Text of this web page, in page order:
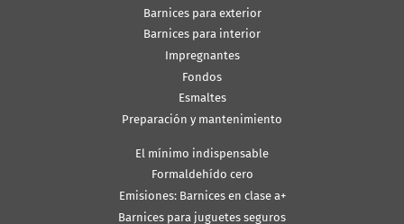
Barnices para exterior
Barnices para interior
Impregnantes
Fondos
Esmaltes
Preparación y mantenimiento
El mínimo indispensable
Formaldehído cero
Emisiones: Barnices en clase a+
Barnices para juguetes seguros